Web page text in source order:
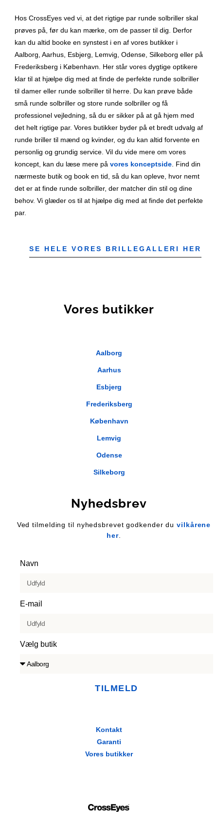
Hos CrossEyes ved vi, at det rigtige par runde solbriller skal
prøves på, før du kan mærke, om de passer til dig. Derfor
kan du altid booke en synstest i en af vores butikker i
Aalborg, Aarhus, Esbjerg, Lemvig, Odense, Silkeborg eller på
Frederiksberg i København. Her står vores dygtige optikere
klar til at hjælpe dig med at finde de perfekte runde solbriller
til damer eller runde solbriller til herre. Du kan prøve både
små runde solbriller og store runde solbriller og få
professionel vejledning, så du er sikker på at gå hjem med
det helt rigtige par. Vores butikker byder på et bredt udvalg af
runde briller til mænd og kvinder, og du kan altid forvente en
personlig og grundig service. Vil du vide mere om vores
koncept, kan du læse mere på vores konceptside . Find din
nærmeste butik og book en tid, så du kan opleve, hvor nemt
det er at finde runde solbriller, der matcher din stil og dine
behov. Vi glæder os til at hjælpe dig med at finde det perfekte
par.
SE HELE VORES BRILLEGALLERI HER
Vores butikker
Aalborg
Aarhus
Esbjerg
Frederiksberg
København
Lemvig
Odense
Silkeborg
Nyhedsbrev
Ved tilmelding til nyhedsbrevet godkender duvilkårene
her.
Navn
E-mail
Vælg butik
TILMELD
Kontakt
Garanti
Vores butikker